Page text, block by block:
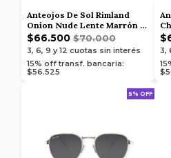
Anteojos De Sol Rimland
Onion Nude Lente Marrón -
8408
$66.500 $70.000
3, 6, 9 y 12 cuotas sin interés
15% off transf. bancaria:
$56.525
3,
5% OFF